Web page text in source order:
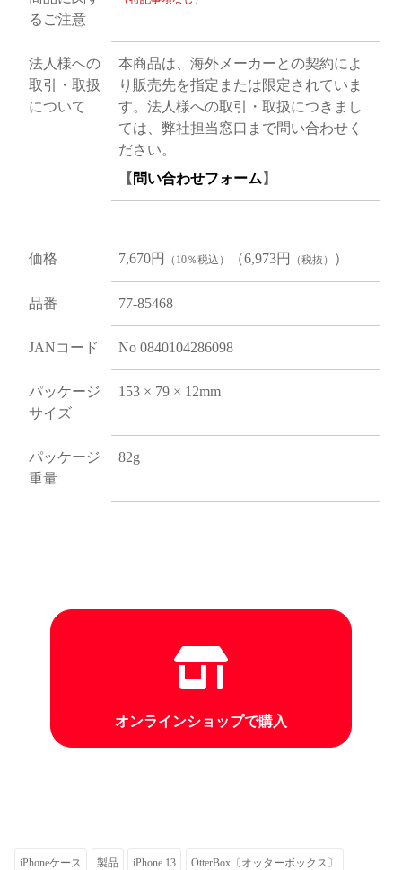
るご注意
法人様への
取引・取扱
について
本商品は、海外メーカーとの契約によ
り販売先を指定または限定されていま
す。法人様への取引・取扱につきまし
ては、弊社担当窓口まで問い合わせく
ださい。
【 問い合わせフォーム 】
価格 7,670円 （10％税込） （6,973円 （税抜） ）
品番 77-85468
JANコード No 0840104286098
パッケージ
サイズ
153 × 79 × 12mm
パッケージ
重量
82g
オンラインショップで購入
iPhoneケース 製品 iPhone 13 OtterBox〔オッターボックス〕